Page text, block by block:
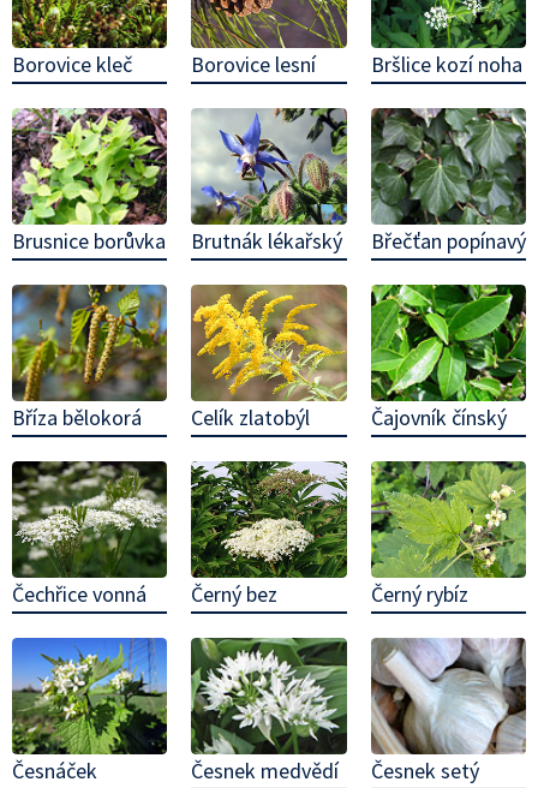
Borovice kleč Borovice lesní Bršlice kozí noha
Brusnice borůvka Brutnák lékařský Břečťan popínavý
Bříza bělokorá Celík zlatobýl Čajovník čínský
Čechřice vonná Černý bez Černý rybíz
Česnáček
Česnek medvědí Česnek setý